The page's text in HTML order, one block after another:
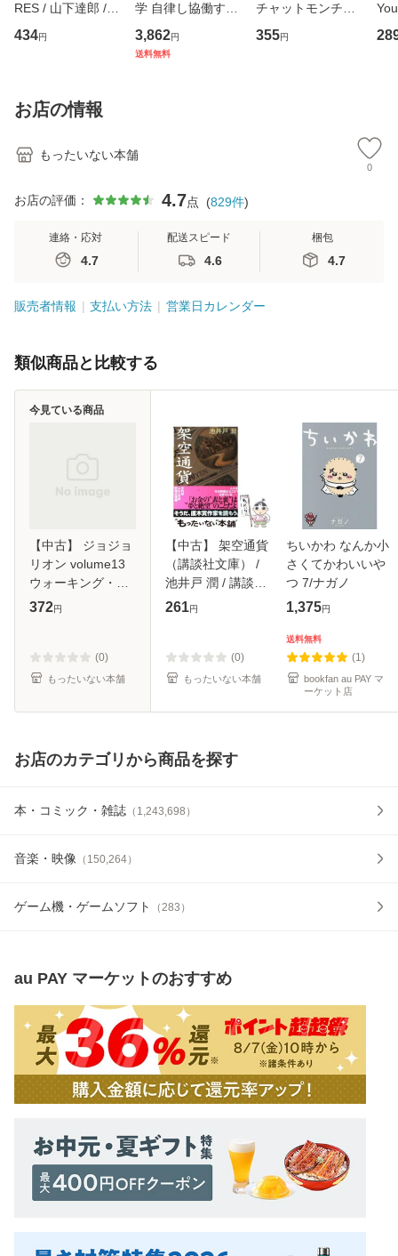
RES / 山下達郎 /
イーストウエス
ト・ジャパン [CD]
434円
学 自律し協働する
専門職の看護マネ
ジメントスキル 改
3,862円
送料無料
チャットモンチー /
キューンレコード
[CD]【メール便送
355円
のが
お店の情報
もったいない本舗
0
お店の評価： 4.7点 (829件)
連絡・応対
4.7
配送スピード
4.6
梱包
4.7
販売者情報 支払い方法 営業日カレンダー
類似商品と比較する
【中古】 ジョジョ
リオン volume13
ウォーキング・ハ
ート (ジャンプコ
ック]【メール便送
料無料】
372円
(0)
もったいない本舗
今見ている商品
【中古】 架空通貨
（講談社文庫） /
池井戸 潤 / 講談社
[文庫]【メール便送
261円
(0)
もったいない本舗
ちいかわ なんか小
さくてかわいいや
つ 7/ナガノ
1,375円
送料無料
(1)
bookfan au PAY マ
ーケット店
お店のカテゴリから商品を探す
本・コミック・雑誌 （ 1,243,698 ）
音楽・映像 （ 150,264）
ゲーム機・ゲームソフト （283 ）
au PAY マーケットのおすすめ